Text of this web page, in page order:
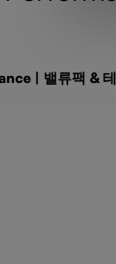
기 | 밸류팩 &